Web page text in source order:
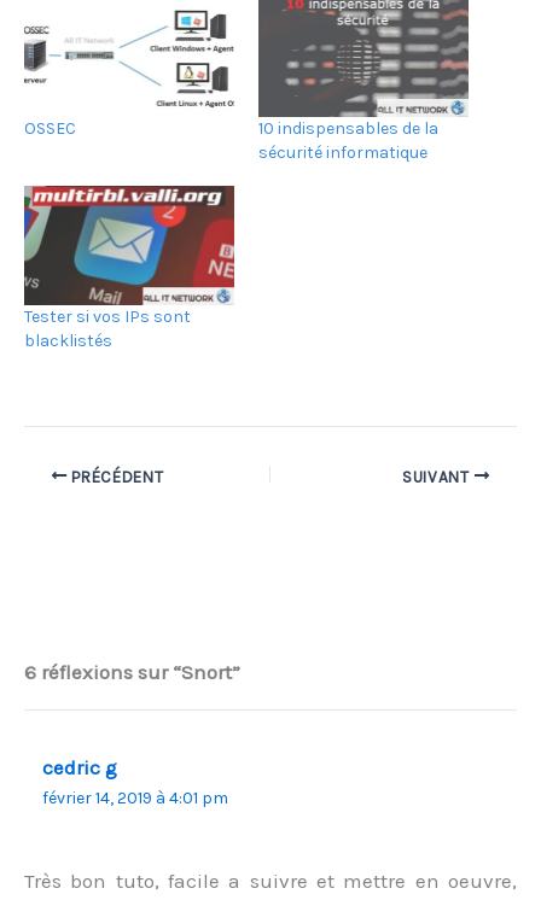
OSSEC
10 indispensables de la
sécurité informatique
Tester si vos IPs sont
blacklistés
PRÉCÉDENT SUIVANT
6 réflexions sur “Snort”
cedric g
février 14, 2019 à 4:01 pm
Très bon tuto, facile a suivre et mettre en oeuvre,